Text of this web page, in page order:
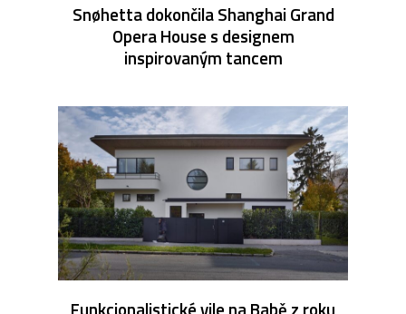
Snøhetta dokončila Shanghai Grand
Opera House s designem
inspirovaným tancem